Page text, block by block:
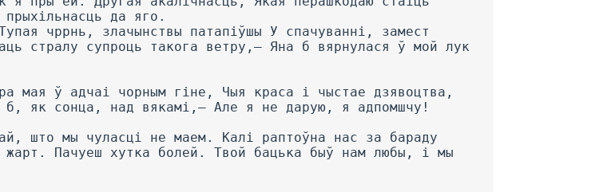
да яго.
чррнь, злачынствы патапіўшы У спачуванні, замест
стралу супроць такога ветру,— Яна б вярнулася ў мой лук
мая ў адчаі чорным гіне, Чыя краса і чыстае дзявоцтва,
б, як сонца, над вякамі,— Але я не дарую, я адпомшчу!
што мы чуласці не маем. Калі раптоўна нас за бараду
Пачуеш хутка болей. Твой бацька быў нам любы, і мы